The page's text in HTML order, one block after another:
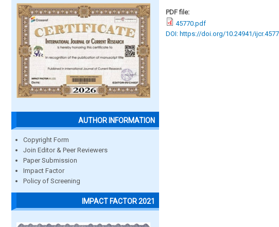
AUTHOR INFORMATION
Copyright Form
Join Editor & Peer Reviewers
Paper Submission
Impact Factor
Policy of Screening
IMPACT FACTOR 2021
PDF file:
45770.pdf
DOI: https://doi.org/10.24941/